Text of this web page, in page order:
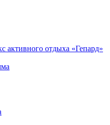
активного отдыха «Гепард»